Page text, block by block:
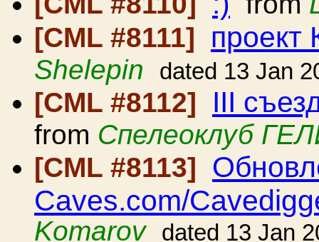
[CML #8111]
проект
Shelepin dated 13 Jan
[CML #8112] III
from Спелеоклуб
[CML #8113]
Caves.com/
Komarov
dated 13 Jan